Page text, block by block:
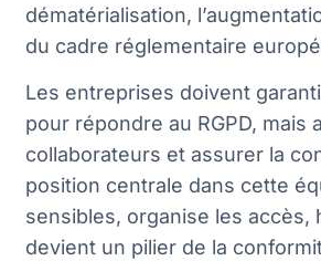
dématérialisation,
du cadre réglementaire
Les entreprises doivent
pour répondre au RGPD,
collaborateurs et assurer la
position centrale dans cette
sensibles, organise les accès,
devient un pilier de la